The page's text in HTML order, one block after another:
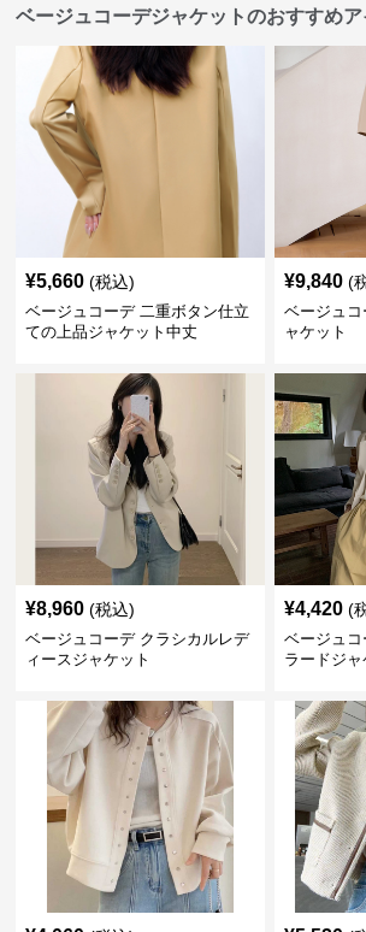
ベージュコーデジャケットのおすすめア
¥5,660 (税込)
ベージュコーデ 二重ボタン仕立
ての上品ジャケット中丈
¥9,840 (
ベージュ
ャケット
¥8,960 (税込)
ベージュコーデ クラシカルレデ
ィースジャケット
¥4,420 (
ベージュ
ラードジャ